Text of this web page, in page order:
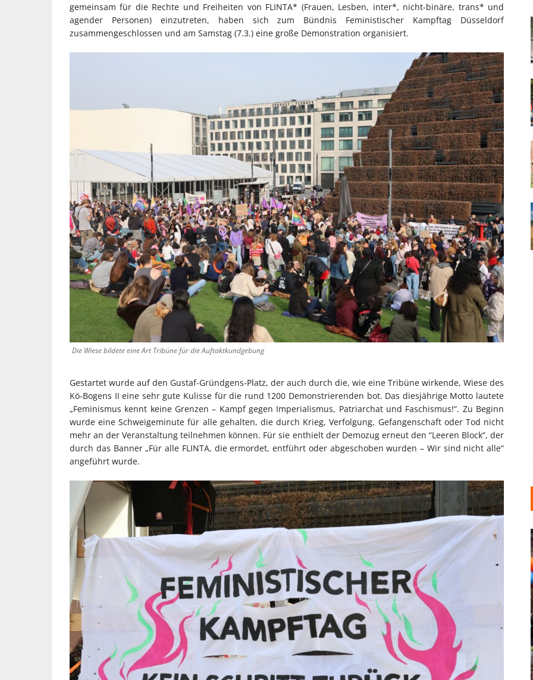
gemeinsam für die Rechte und Freiheiten von FLINTA* (Frauen, Lesben, inter*, nicht-binäre, trans* und
agender Personen) einzutreten, haben sich zum Bündnis Feministischer Kampftag Düsseldorf
zusammengeschlossen und am Samstag (7.3.) eine große Demonstration organisiert.
Die Wiese bildete eine Art Tribüne für die Auftaktkundgebung
Gestartet wurde auf den Gustaf-Gründgens-Platz, der auch durch die, wie eine Tribüne wirkende, Wiese des
Kö-Bogens II eine sehr gute Kulisse für die rund 1200 Demonstrierenden bot. Das diesjährige Motto lautete
„Feminismus kennt keine Grenzen – Kampf gegen Imperialismus, Patriarchat und Faschismus!“. Zu Beginn
wurde eine Schweigeminute für alle gehalten, die durch Krieg, Verfolgung, Gefangenschaft oder Tod nicht
mehr an der Veranstaltung teilnehmen können. Für sie enthielt der Demozug erneut den “Leeren Block”, der
durch das Banner „Für alle FLINTA, die ermordet, entführt oder abgeschoben wurden – Wir sind nicht alle“
angeführt wurde.
INDUSTRIELLER CHIC: WIE
KUNSTSTOFFFENSTER DEN
LOFT-STIL IN IHREM
EINFAMILIENHAUS
UNTERSTÜTZEN